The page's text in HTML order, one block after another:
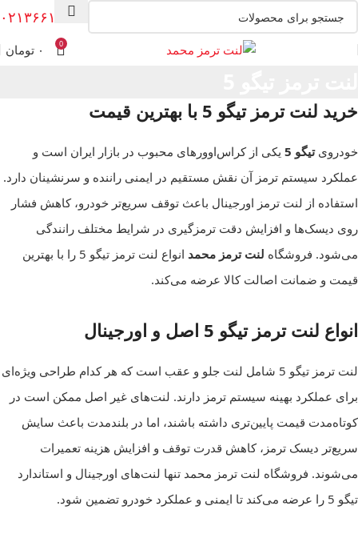
۰۲۱۳۶۶۱۳۰۰۸
0 ۰ تومان
خرید لنت ترمز تیگو 5 با بهترین قیمت
خودرویتیگو 5
یکی از کراس‌اوورهای محبوب در بازار ایران است و
عملکرد سیستم ترمز آن نقش مستقیم در ایمنی راننده و سرنشینان دارد.
استفاده از لنت ترمز اورجینال باعث توقف سریع‌تر خودرو، کاهش فشار
روی دیسک‌ها و افزایش دقت ترمزگیری در شرایط مختلف رانندگی
می‌شود. فروشگاه لنت ترمز محمد
انواع لنت ترمز تیگو 5 را با بهترین
قیمت و ضمانت اصالت کالا عرضه می‌کند.
انواع لنت ترمز تیگو 5 اصل و اورجینال
لنت ترمز تیگو 5 شامل لنت جلو و عقب است که هر کدام طراحی ویژه‌ای
برای عملکرد بهینه سیستم ترمز دارند. لنت‌های غیر اصل ممکن است در
کوتاه‌مدت قیمت پایین‌تری داشته باشند، اما در بلندمدت باعث سایش
سریع‌تر دیسک ترمز، کاهش قدرت توقف و افزایش هزینه تعمیرات
می‌شوند. فروشگاه لنت ترمز محمد تنها لنت‌های اورجینال و استاندارد
تیگو 5 را عرضه می‌کند تا ایمنی و عملکرد خودرو تضمین شود.